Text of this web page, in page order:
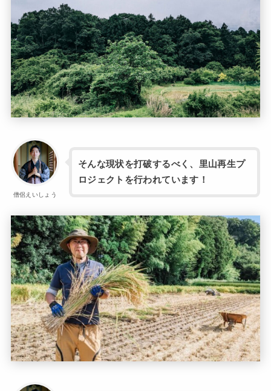
僧侶えいしょう
そんな現状を打破するべく、里山再生プ
ロジェクトを行われています！